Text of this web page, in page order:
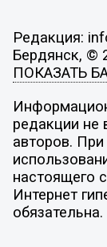
Редакция:
Бердянск, ©
ПОКАЗАТЬ
редакции не
авторов.
настоящего
Интернет
обязательна.